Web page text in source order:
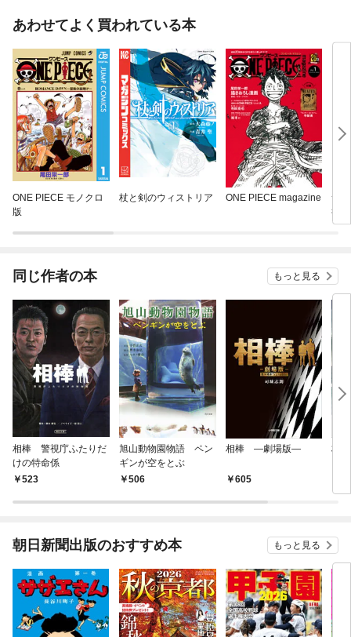
あわせてよく買われている本
ONE PIECE モノクロ
版
杖と剣のウィストリア ONE PIECE magazine
素
行記
同じ作者の本 もっと見る
相棒 警視庁ふたりだ
けの特命係
523
旭山動物園物語 ペン
ギンが空をとぶ
506
相棒 ―劇場版―
605
杉
朝日新聞出版のおすすめ本 もっと見る